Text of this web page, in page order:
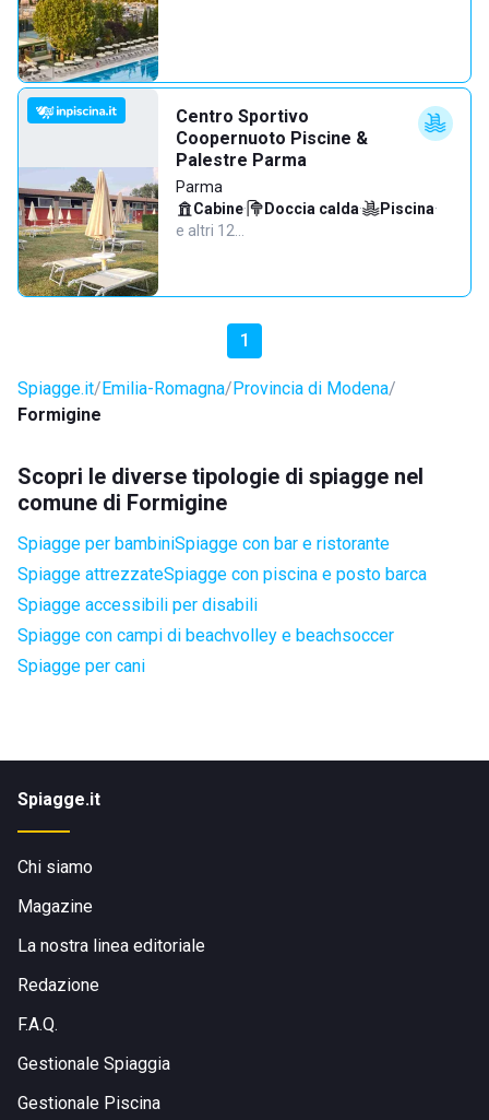
Centro Sportivo
Coopernuoto Piscine &
Palestre Parma
Parma
Cabine· Doccia calda· Piscina·
e altri 12…
1
Spiagge.it Emilia-Romagna Provincia di Modena
Formigine
Scopri le diverse tipologie di spiagge nel
comune di Formigine
Spiagge per bambiniSpiagge con bar e ristorante
Spiagge attrezzateSpiagge con piscina e posto barca
Spiagge accessibili per disabili
Spiagge con campi di beachvolley e beachsoccer
Spiagge per cani
Spiagge.it
Chi siamo
Magazine
La nostra linea editoriale
Redazione
F.A.Q.
Gestionale Spiaggia
Gestionale Piscina